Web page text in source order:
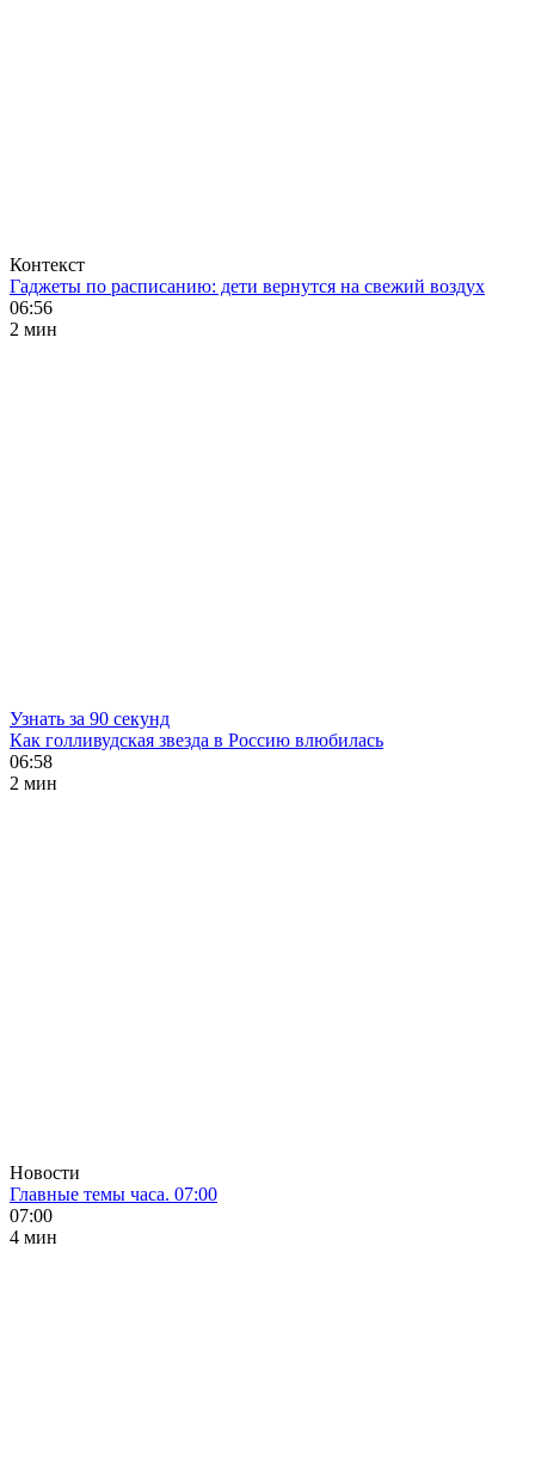
Контекст
Гаджеты по расписанию: дети вернутся на свежий воздух
06:56
2 мин
Узнать за 90 секунд
Как голливудская звезда в Россию влюбилась
06:58
2 мин
Новости
Главные темы часа. 07:00
07:00
4 мин